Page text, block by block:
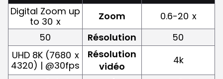
Digital Zoom up
to 30 x Zoom 0.6-20 x
50
Résolution
50
UHD 8K (7680 x
4320) | @30fps
Résolution
vidéo
4k